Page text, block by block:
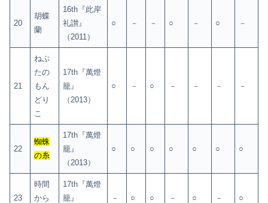
20
胡蝶
蘭
16th『此岸
礼讃』
（2011）
○ － － ○ － ○ －
21
ねぷ
たの
もん
どり
こ
17th『萬燈
籠』
（2013）
○ － ○ － － － －
22
蜘蛛
の糸
17th『萬燈
籠』
（2013）
○ ○ ○ ○ ○ ○ ○
23
時間
から
17th『萬燈
籠』
－ ○ ○ － ○ － ○